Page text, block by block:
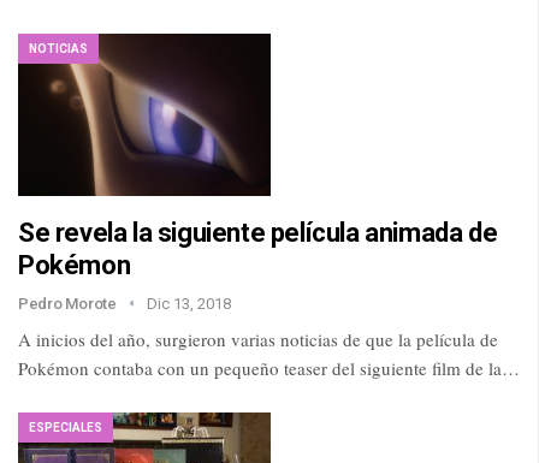
NOTICIAS
Se revela la siguiente película animada de
Pokémon
Pedro Morote Dic 13, 2018
A inicios del año, surgieron varias noticias de que la película de
Pokémon contaba con un pequeño teaser del siguiente film de la…
ESPECIALES